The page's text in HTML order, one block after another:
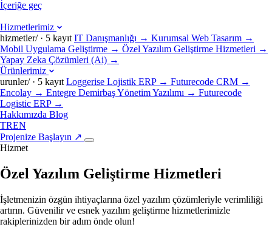
İçeriğe geç
Hizmetlerimiz
hizmetler/ · 5 kayıt IT Danışmanlığı → Kurumsal Web Tasarım →
Mobil Uygulama Geliştirme → Özel Yazılım Geliştirme Hizmetleri →
Yapay Zeka Çözümleri (Ai) →
Ürünlerimiz
urunler/ · 5 kayıt Loggerise Lojistik ERP → Futurecode CRM →
Encolay → Entegre Demirbaş Yönetim Yazılımı → Futurecode
Logistic ERP →
Hakkımızda Blog
TREN
Projenize Başlayın ↗
Hizmet
Özel Yazılım Geliştirme Hizmetleri
İşletmenizin özgün ihtiyaçlarına özel yazılım çözümleriyle verimliliği
artırın. Güvenilir ve esnek yazılım geliştirme hizmetlerimizle
rakiplerinizden bir adım önde olun!